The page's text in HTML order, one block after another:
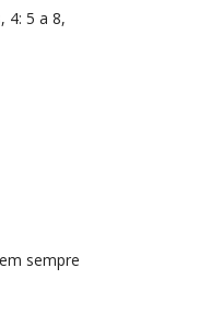
4: 5 a 8,
sempre